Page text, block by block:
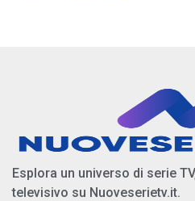
Esplora un universo di serie
televisivo su Nuoveserietv.it.